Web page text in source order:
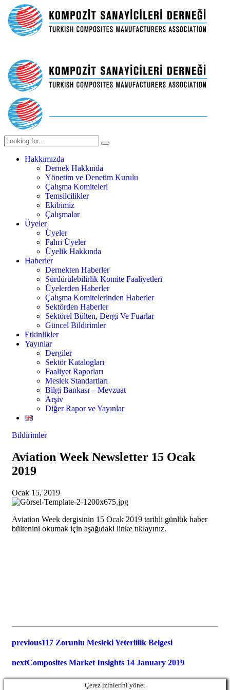
Hakkımızda
Dernek Hakkında
Yönetim ve Denetim Kurulu
Çalışma Komiteleri
Temsilcilikler
Ekibimiz
Çalışmalar
Üyeler
Üyeler
Fahri Üyeler
Üyelik Hakkında
Haberler
Dernekten Haberler
Sürdürülebilirlik Komite Faaliyetleri
Üyelerden Haberler
Çalışma Komitelerinden Haberler
Sektörden Haberler
Sektörel Bülten, Dergi Ve Fuarlar
Güncel Bildirimler
Etkinlikler
Yayınlar
Dergiler
Sektör Katalogları
Faaliyet Raporları
Meslek Standartları
Bilgi Bankası – Mevzuat
Arşiv
Diğer Rapor ve Yayınlar
Bildirimler
Aviation Week Newsletter 15 Ocak
2019
Ocak 15, 2019
Aviation Week dergisinin 15 Ocak 2019 tarihli günlük haber
bültenini okumak için aşağıdaki linke tıklayınız.
previous117 Zorunlu Mesleki Yeterlilik Belgesi
nextComposites Market Insights 14 January 2019
Çerez izinlerini yönet